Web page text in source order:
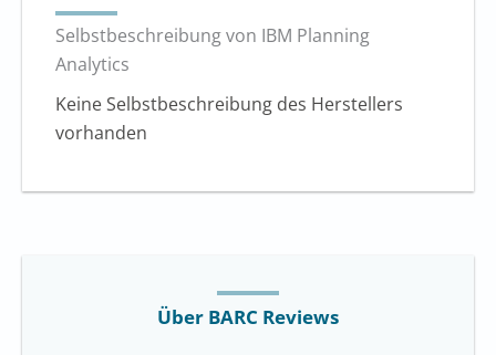
Selbstbeschreibung von IBM Planning
Analytics
Keine Selbstbeschreibung des Herstellers
vorhanden
Über BARC Reviews